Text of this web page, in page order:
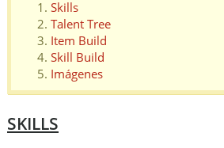
Skills
Talent Tree
Item Build
Skill Build
Imágenes
SKILLS